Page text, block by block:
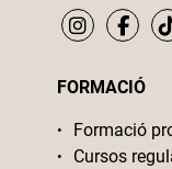
FORMACIÓ
Formació
Cursos